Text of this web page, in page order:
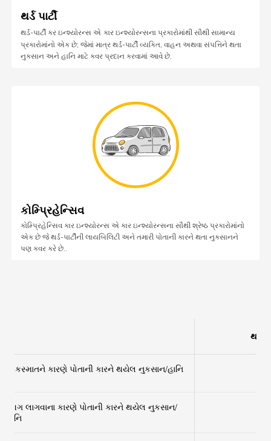
થર્ડ પાર્ટી
થર્ડ-પાર્ટી કર ઇન્શ્યોરન્સ એ કાર ઇન્શ્યોરન્સના પ્રકારોમાંથી સૌથી સામાન્ય
પ્રકારોમાંનો એક છે; જેમાં માત્ર થર્ડ-પાર્ટી વ્યક્તિ, વાહન અથવા સંપત્તિને થતા
નુકસાન અને હાનિ માટે કવર પ્રદાન કરવામાં આવે છે.
કોમ્પ્રિહેન્સિવ
કોમ્પ્રિહેન્સિવ કાર ઇન્શ્યોરન્સ એ કાર ઇન્શ્યોરન્સના સૌથી શ્રેષ્ઠ પ્રકારોમાંનો
એક છે જે થર્ડ-પાર્ટીની લાયબિલિટી અને તમારી પોતાની કારને થતા નુકસાનને
પણ કવર કરે છે..
થર્ડ-
અકસ્માતને કારણે પોતાની કારને થયેલ નુકસાન/હાનિ
આગ લાગવાના કારણે પોતાની કારને થયેલ નુકસાન/
હાનિ